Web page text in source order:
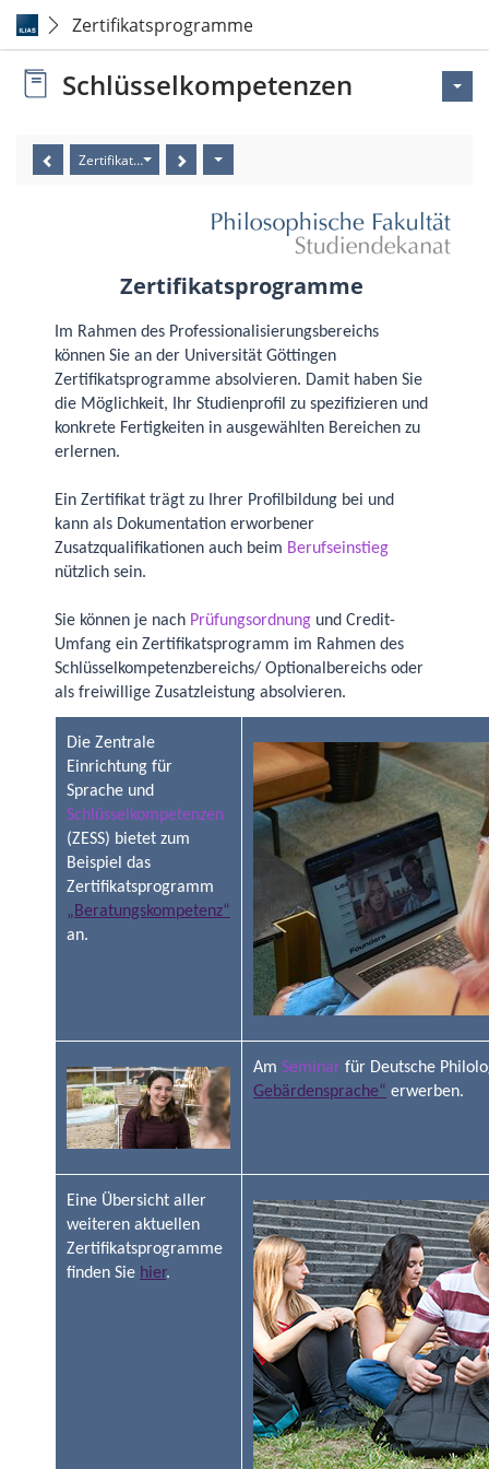
Zertifikatsprogramme
Schlüsselkompetenzen
Zertifikatsprogramme
Zertifikatsprogramme
Im Rahmen des Professionalisierungsbereichs
können Sie an der Universität Göttingen
Zertifikatsprogramme absolvieren. Damit haben Sie
die Möglichkeit, Ihr Studienprofil zu spezifizieren und
konkrete Fertigkeiten in ausgewählten Bereichen zu
erlernen.
Ein Zertifikat trägt zu Ihrer Profilbildung bei und
kann als Dokumentation erworbener
Zusatzqualifikationen auch beim Berufseinstieg
nützlich sein.
Sie können je nach Prüfungsordnung und Credit-
Umfang ein Zertifikatsprogramm im Rahmen des
Schlüsselkompetenzbereichs/ Optionalbereichs oder
als freiwillige Zusatzleistung absolvieren.
Die Zentrale
Einrichtung für
Sprache und
Schlüsselkompetenzen
(ZESS) bietet zum
Beispiel das
Zertifikatsprogramm
„Beratungskompetenz“
an.
Am Seminar für Deutsche
Gebärdensprache“ erwerben.
Eine Übersicht aller
weiteren aktuellen
Zertifikatsprogramme
finden Sie hier.